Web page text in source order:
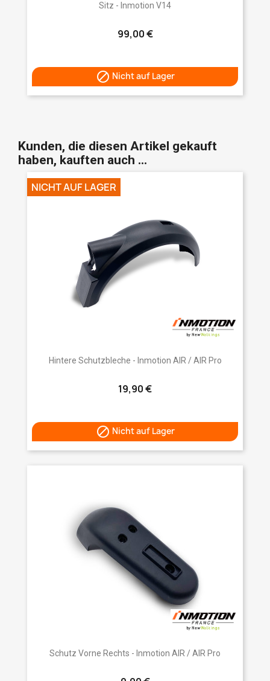
Sitz - Inmotion V14
99,00 €
 Nicht auf Lager
Kunden, die diesen Artikel gekauft
haben, kauften auch ...
Hintere Schutzbleche - Inmotion AIR / AIR Pro
19,90 €
 Nicht auf Lager
NICHT AUF LAGER
Schutz Vorne Rechts - Inmotion AIR / AIR Pro